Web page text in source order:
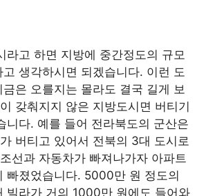
라고 하면 지방에 중간정도의 규모
생각하시면 되겠습니다. 이런 도
은 오를지는 몰라도 결국 길게 보
갖춰지지 않은 지방도시면 버티기
니다. 예를 들어 전라북도의 군산은
버티고 있어서 전북의 3대 도시로
선과 자동차가 빠져나가자 아파트
빠졌었습니다. 5000만 원 정도의
빌라가 거의 1000만 원에도 들어와